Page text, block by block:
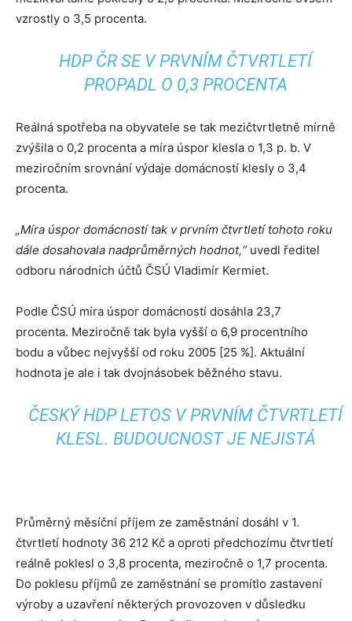
vzrostly o 3,5 procenta.
HDP ČR SE V PRVNÍM ČTVRTLETÍ
PROPADL O 0,3 PROCENTA
Reálná spotřeba na obyvatele se tak mezičtvrtletně mírně
zvýšila o 0,2 procenta a míra úspor klesla o 1,3 p. b. V
meziročním srovnání výdaje domácností klesly o 3,4
procenta.
„Míra úspor domácností tak v prvním čtvrtletí tohoto roku
dále dosahovala nadprůměrných hodnot,“ uvedl ředitel
odboru národních účtů ČSÚ Vladimír Kermiet.
Podle ČSÚ míra úspor domácností dosáhla 23,7
procenta. Meziročně tak byla vyšší o 6,9 procentního
bodu a vůbec nejvyšší od roku 2005 [25 %]. Aktuální
hodnota je ale i tak dvojnásobek běžného stavu.
ČESKÝ HDP LETOS V PRVNÍM ČTVRTLETÍ
KLESL. BUDOUCNOST JE NEJISTÁ
Průměrný měsíční příjem ze zaměstnání dosáhl v 1.
čtvrtletí hodnoty 36 212 Kč a oproti předchozímu čtvrtletí
reálně poklesl o 3,8 procenta, meziročně o 1,7 procenta.
Do poklesu příjmů ze zaměstnání se promítlo zastavení
výroby a uzavření některých provozoven v důsledku